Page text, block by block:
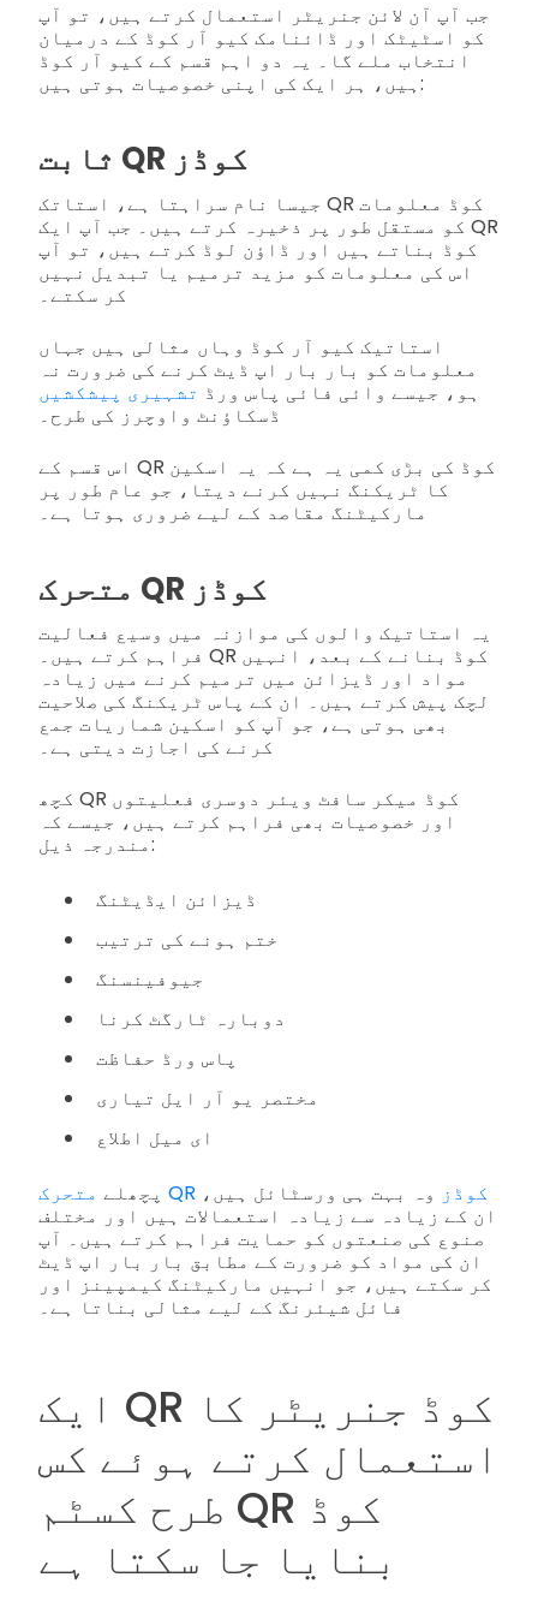
جب آپ آن لائن جنریٹر استعمال کرتے ہیں، تو آپ
کو اسٹیٹک اور ڈائنامک کیو آر کوڈ کے درمیان
انتخاب ملے گا۔ یہ دو اہم قسم کے کیو آر کوڈ
ہیں، ہر ایک کی اپنی خصوصیات ہوتی ہیں:
ثابت QR کوڈز
جیسا نام سراہتا ہے، استاتک QR کوڈ معلومات
کو مستقل طور پر ذخیرہ کرتے ہیں۔ جب آپ ایک QR
کوڈ بناتے ہیں اور ڈاؤن لوڈ کرتے ہیں، تو آپ
اس کی معلومات کو مزید ترمیم یا تبدیل نہیں
کر سکتے۔
استاتیک کیو آر کوڈ وہاں مثالی ہیں جہاں
معلومات کو بار بار اپ ڈیٹ کرنے کی ضرورت نہ
ہو، جیسے وائی فائی پاس ورڈ تشہیری پیشکشیں
ڈسکاؤنٹ واوچرز کی طرح۔
اس قسم کے QR کوڈ کی بڑی کمی یہ ہے کہ یہ اسکین
کا ٹریکنگ نہیں کرنے دیتا، جو عام طور پر
مارکیٹنگ مقاصد کے لیے ضروری ہوتا ہے۔
متحرک QR کوڈز
یہ استاتیک والوں کی موازنہ میں وسیع فعالیت
فراہم کرتے ہیں۔ QR کوڈ بنانے کے بعد، انہیں
مواد اور ڈیزائن میں ترمیم کرنے میں زیادہ
لچک پیش کرتے ہیں۔ ان کے پاس ٹریکنگ کی صلاحیت
بھی ہوتی ہے، جو آپ کو اسکین شماریات جمع
کرنے کی اجازت دیتی ہے۔
کچھ QR کوڈ میکر سافٹ ویئر دوسری فعلیتوں
اور خصوصیات بھی فراہم کرتے ہیں، جیسے کہ
مندرجہ ذیل:
ڈیزائن ایڈیٹنگ
ختم ہونے کی ترتیب
جیوفینسنگ
دوبارہ ٹارگٹ کرنا
پاس ورڈ حفاظت
مختصر یو آر ایل تیاری
ای میل اطلاع
پچھلے
متحرک QR کوڈز وہ بہت ہی ورسٹائل ہیں،
ان کے زیادہ سے زیادہ استعمالات ہیں اور مختلف
صنوع کی صنعتوں کو حمایت فراہم کرتے ہیں۔ آپ
ان کی مواد کو ضرورت کے مطابق بار بار اپ ڈیٹ
کر سکتے ہیں، جو انہیں مارکیٹنگ کیمپینز اور
فائل شیئرنگ کے لیے مثالی بناتا ہے۔
ایک QR کوڈ جنریٹر کا
استعمال کرتے ہوئے کس
طرح کسٹم QR کوڈ
بنایا جا سکتا ہے